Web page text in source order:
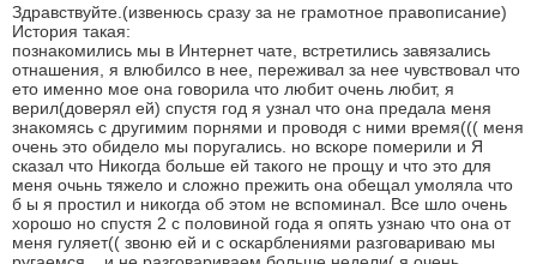
Здравствуйте.(извенюсь сразу за не грамотное правописание)
История такая:
познакомились мы в Интернет чате, встретились завязались
отнашения, я влюбилсо в нее, переживал за нее чувствовал что
ето именно мое она говорила что любит очень любит, я
верил(доверял ей) спустя год я узнал что она предала меня
знакомясь с другимим порнями и проводя с ними время((( меня
очень это обидело мы поругались. но вскоре померили и Я
сказал что Никогда больше ей такого не прощу и что это для
меня очьнь тяжело и сложно прежить она обещал умоляла что
б ы я простил и никогда об этом не вспоминал. Все шло очень
хорошо но спустя 2 с половиной года я опять узнаю что она от
меня гуляет(( звоню ей и с оскарблениями разговариваю мы